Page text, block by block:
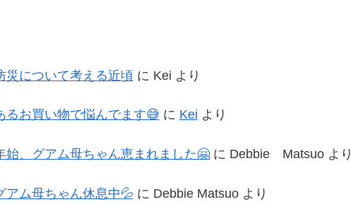
災について考える近頃に Kei より
るお買い物で悩んでます😅 に Kei より
始、グアム母ちゃん恵まれました🤗に Debbie Matsuoより
アム母ちゃん休息中💦 に Debbie Matsuoより